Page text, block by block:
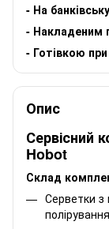
- На
- Накладеним
- Готівкою
Опис
Сервісний
Hobot
Склад
Серветки з